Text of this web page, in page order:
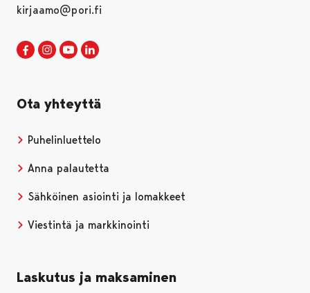
kirjaamo@pori.fi
Porin kaupunki Facebookissa
Avautuu uudessa välilehdessä
Porin kaupunki Instagramissa
Avautuu uudessa välilehdessä
Porin kaupunki Youtubessa
Avautuu uudessa välilehdessä
Ota yhteyttä
Puhelinluettelo
Anna palautetta
Sähköinen asiointi ja lomakkeet
Viestintä ja markkinointi
Laskutus ja maksaminen